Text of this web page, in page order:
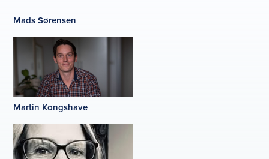
Mads Sørensen
Martin Kongshave